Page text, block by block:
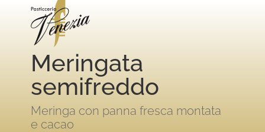
Meringata
semifreddo
Meringa con panna fresca montata
e cacao